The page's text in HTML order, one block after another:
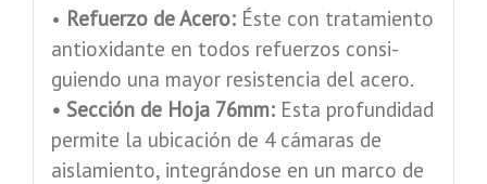
• Refuerzo de Acero:Éste con tratamiento
antioxidante en todos refuerzos consi-
guiendo una mayor resistencia del acero.
• Sección de Hoja 76mm:Esta profundidad
permite la ubicación de 4 cámaras de
aislamiento, integrándose en un marco de